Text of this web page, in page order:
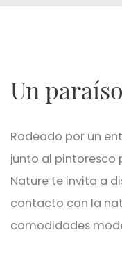
Un
Rodeado por un
junto al pintoresco
Nature te invita a
contacto con la
comodidades